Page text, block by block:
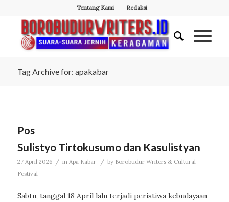
Tentang Kami Redaksi
Tag Archive for: apakabar
Pos
Sulistyo Tirtokusumo dan Kasulistyan
27 April 2026 / in Apa Kabar / by Borobudur Writers & Cultural
Festival
Sabtu, tanggal 18 April lalu terjadi peristiwa kebudayaan